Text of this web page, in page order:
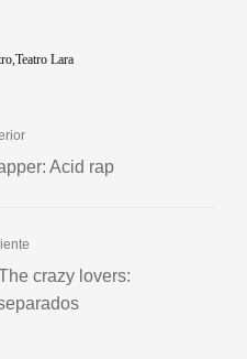
Teatro Lara
Acid rap
crazy lovers: